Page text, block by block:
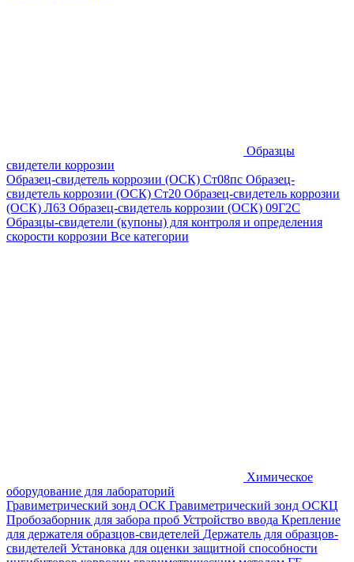
Образцы
свидетели коррозии
Образец-свидетель коррозии (ОСК) Ст08пс Образец-
свидетель коррозии (ОСК) Ст20 Образец-свидетель коррозии
(ОСК) Л63 Образец-свидетель коррозии (ОСК) 09Г2С
Образцы-свидетели (купоны) для контроля и определения
скорости коррозии Все категории
Химическое
оборудование для лабораторий
Гравиметрический зонд ОСК Гравиметрический зонд ОСКЦ
Пробозаборник для забора проб Устройство ввода Крепление
для держателя образцов-свидетелей Держатель для образцов-
свидетелей Установка для оценки защитной способности